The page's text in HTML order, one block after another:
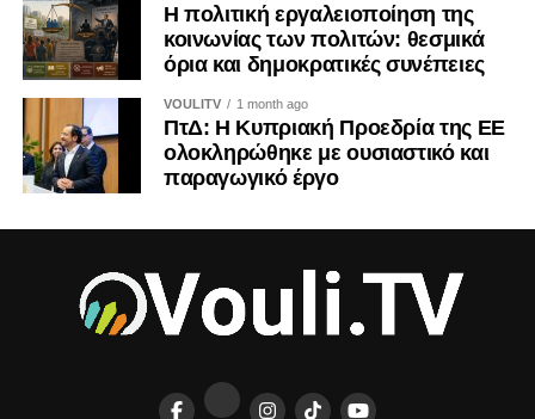
Η ιστορία διδάσκει ότι τα τετελεσμένα παγιώνονται όταν οι
κοινωνίες συνηθίζουν να τα αποδέχονται. Η Κύπρος δεν
έχει την πολυτέλεια ούτε της αδιαφορίας ούτε της λήθης.
ΤΟΥ ΚΡΙΣ ΜΙΧΑΗΛ
Η πολιτική εργαλειοποίηση της
κοινωνίας των πολιτών: θεσμικά
όρια και δημοκρατικές συνέπειες
VOULITV 1 month ago
ΠτΔ: Η Κυπριακή Προεδρία της ΕΕ
ολοκληρώθηκε με ουσιαστικό και
παραγωγικό έργο